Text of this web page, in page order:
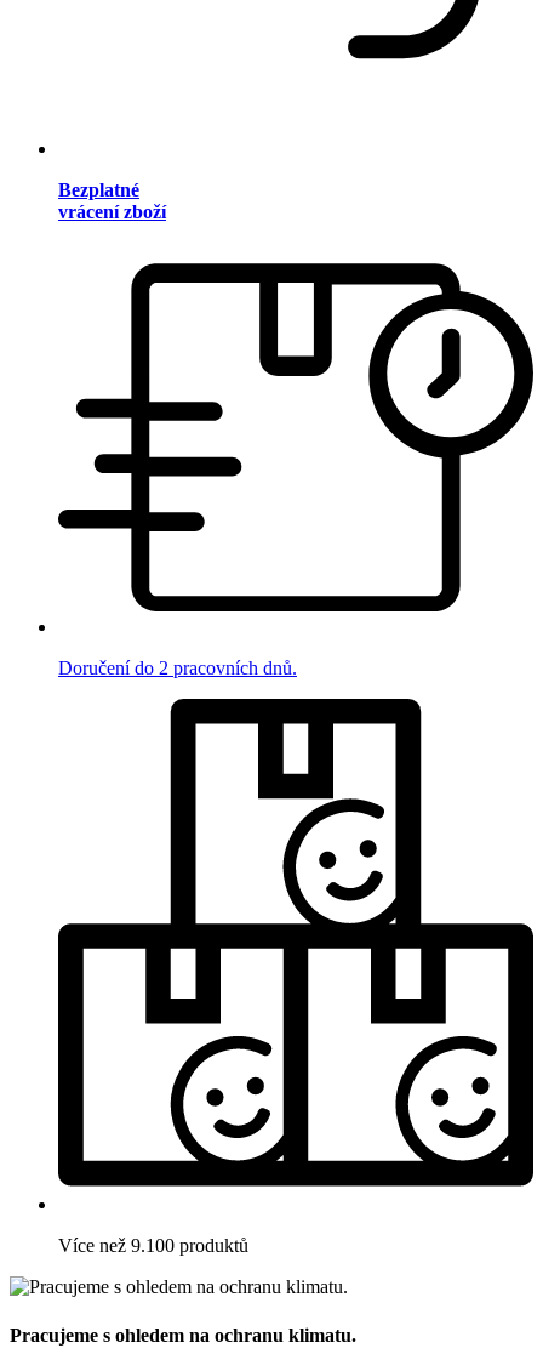
Bezplatné
vrácení zboží
Doručení do 2 pracovních dnů.
Více než 9.100 produktů
Pracujeme s ohledem na ochranu klimatu.